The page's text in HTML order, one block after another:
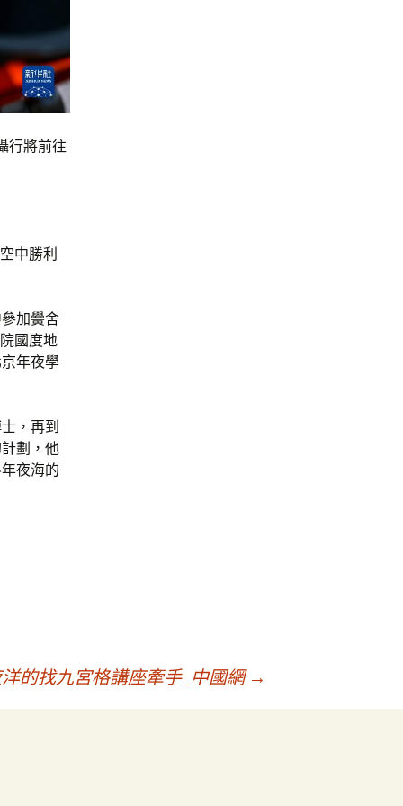
行將前往
中勝利
加黌舍
國度地
年夜學
，再到
劃，他
夜海的
的找九宮格講座牽手_中國網 →